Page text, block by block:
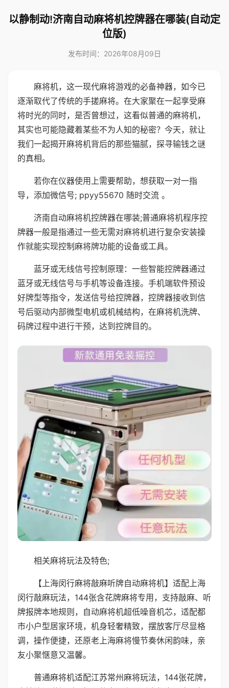
以静制动!济南自动麻将机控牌器在哪装(自动定
位版)
发布时间：2026年08月09日
麻将机，这一现代麻将游戏的必备神器，如今已
逐渐取代了传统的手搓麻将。在大家聚在一起享受麻
将时光的同时，是否曾想过，这看似普通的麻将机，
其实也可能隐藏着某些不为人知的秘密？今天，就让
我们一起揭开麻将机背后的那些猫腻，探寻输钱之谜
的真相。
若你在仪器使用上需要帮助，想获取一对一指
导，添加微信号; ppyy55670 随时交流 。
济南自动麻将机控牌器在哪装;普通麻将机程序控
牌器一般是指通过一些无需对麻将机进行复杂安装操
作就能实现控制麻将牌功能的设备或工具。
蓝牙或无线信号控制原理：一些智能控牌器通过
蓝牙或无线信号与手机等设备连接。手机端软件预设
好牌型等指令，发送信号给控牌器，控牌器接收到信
号后驱动内部微型电机或机械结构，在麻将机洗牌、
码牌过程中进行干预，达到控牌目的。
相关麻将玩法及特色;
【上海闵行麻将敲麻听牌自动麻将机】适配上海
闵行敲麻玩法，144张含花牌麻将专用，支持敲麻、听
牌报牌本地规则，自动麻将机超低噪音机芯，适配都
市小户型居家环境，机身轻奢精致，摆放客厅尽显格
调，操作便捷，还原老上海麻将慢节奏休闲韵味，亲
友小聚惬意又温馨。
普通麻将机适配江苏常州麻将玩法，144张花牌，